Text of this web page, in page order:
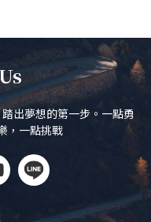
出夢想的第一步。一點勇
，一點挑戰